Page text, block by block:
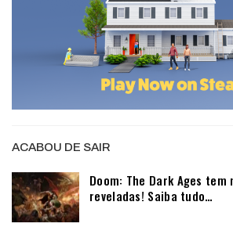
ACABOU DE SAIR
Doom: The Dark Ages tem
reveladas! Saiba tudo…